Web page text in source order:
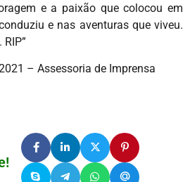
e a paixão que colocou em
e nas aventuras que viveu.
– Assessoria de Imprensa